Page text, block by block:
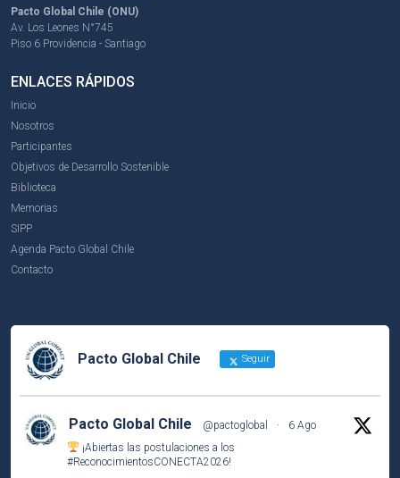
Pacto Global Chile (ONU)
Av. Los Leones N°745
Piso 6 Providencia - Santiago
ENLACES RÁPIDOS
Inicio
Nosotros
Participantes
Objetivos de Desarrollo Sostenible
Biblioteca
Memorias
SIPP
Agenda Pacto Global Chile
Contacto
Pacto Global Chile Seguir
Pacto Global Chile @pactoglobal ·
6 Ago
¡Abiertas las postulaciones a los
#ReconocimientosCONECTA2026!